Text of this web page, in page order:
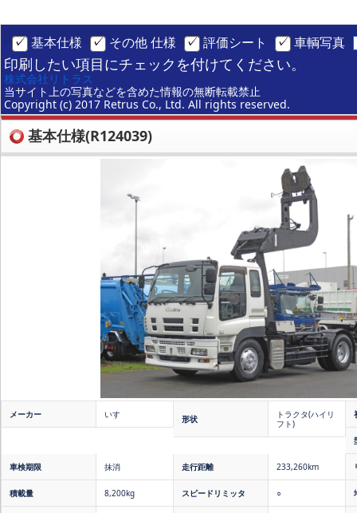
基本仕様 その他 仕様 評価シート 車輌写真
印刷したい項目にチェックを付けてください。
株式会社リトラス
当サイト上の写真などを含めた情報の無断転載禁止
Copyright (c) 2017 Retrus Co., Ltd. All rights reserved.
基本仕様(R124039)
メーカー いすゞ 形状
トラクタ(ハイリ
フト)
車検期限 抹消 走行距離 233,260km
積載量 8,200kg スピードリミッタ ○